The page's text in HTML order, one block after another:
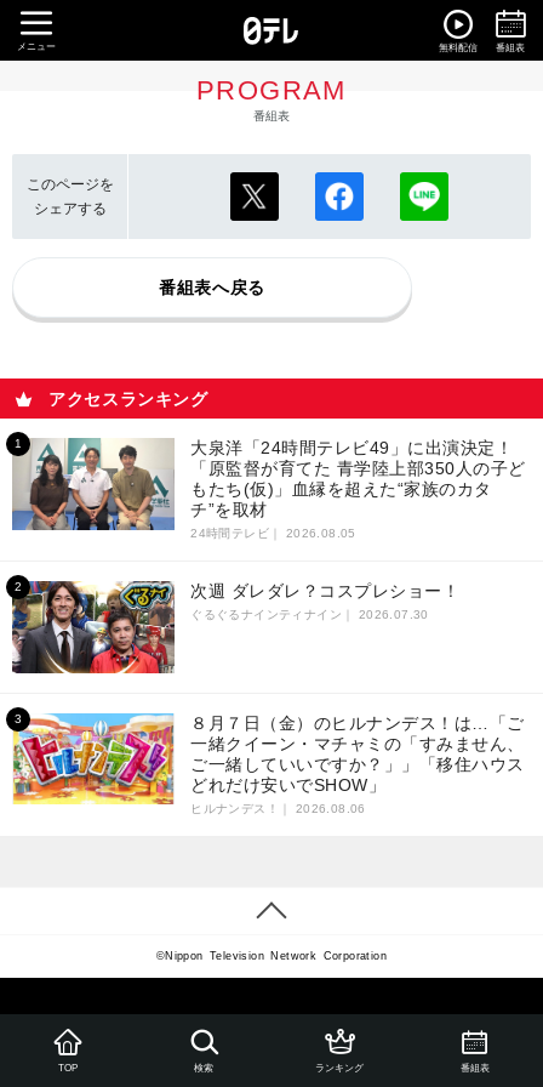
メニュー 無料配信 番組表
PROGRAM
番組表
このページを
シェアする
番組表へ戻る
アクセスランキング
大泉洋「24時間テレビ49」に出演決定！
「原監督が育てた 青学陸上部350人の子ど
もたち(仮)」血縁を超えた“家族のカタ
チ”を取材
24時間テレビ｜ 2026.08.05
次週 ダレダレ？コスプレショー！
ぐるぐるナインティナイン｜ 2026.07.30
８月７日（金）のヒルナンデス！は…「ご
一緒クイーン・マチャミの「すみません、
ご一緒していいですか？」」「移住ハウス
どれだけ安いでSHOW」
ヒルナンデス！｜ 2026.08.06
TOP 検索 ランキング 番組表
©Nippon Television Network Corporation